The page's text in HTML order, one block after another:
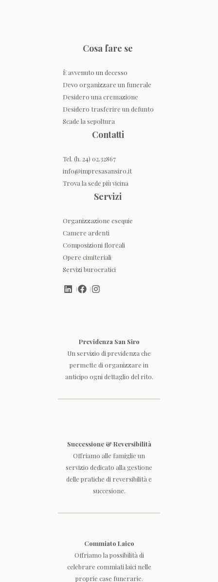
Cosa fare se
È avvenuto un decesso
Devo organizzare un funerale
Desidero una cremazione
Desidero trasferire un defunto
Scade la sepoltura
Contatti
Tel. (h. 24) 02.32867
info@impresasansiro.it
Trova la sede più vicina
Servizi
Organizzazione esequie
Camere ardenti
Composizioni floreali
Opere cimiteriali
Servizi burocratici
Previdenza San Siro
Un servizio di previdenza che
permette di organizzare in
anticipo ogni dettaglio del rito.
Successione & Reversibilità
Offriamo alle famiglie un
servizio dedicato alla gestione
delle pratiche di reversibilità e
succesione.
Commiato Laico
Offriamo la possibilità di
celebrare commiati laici nelle
proprie case funerarie.